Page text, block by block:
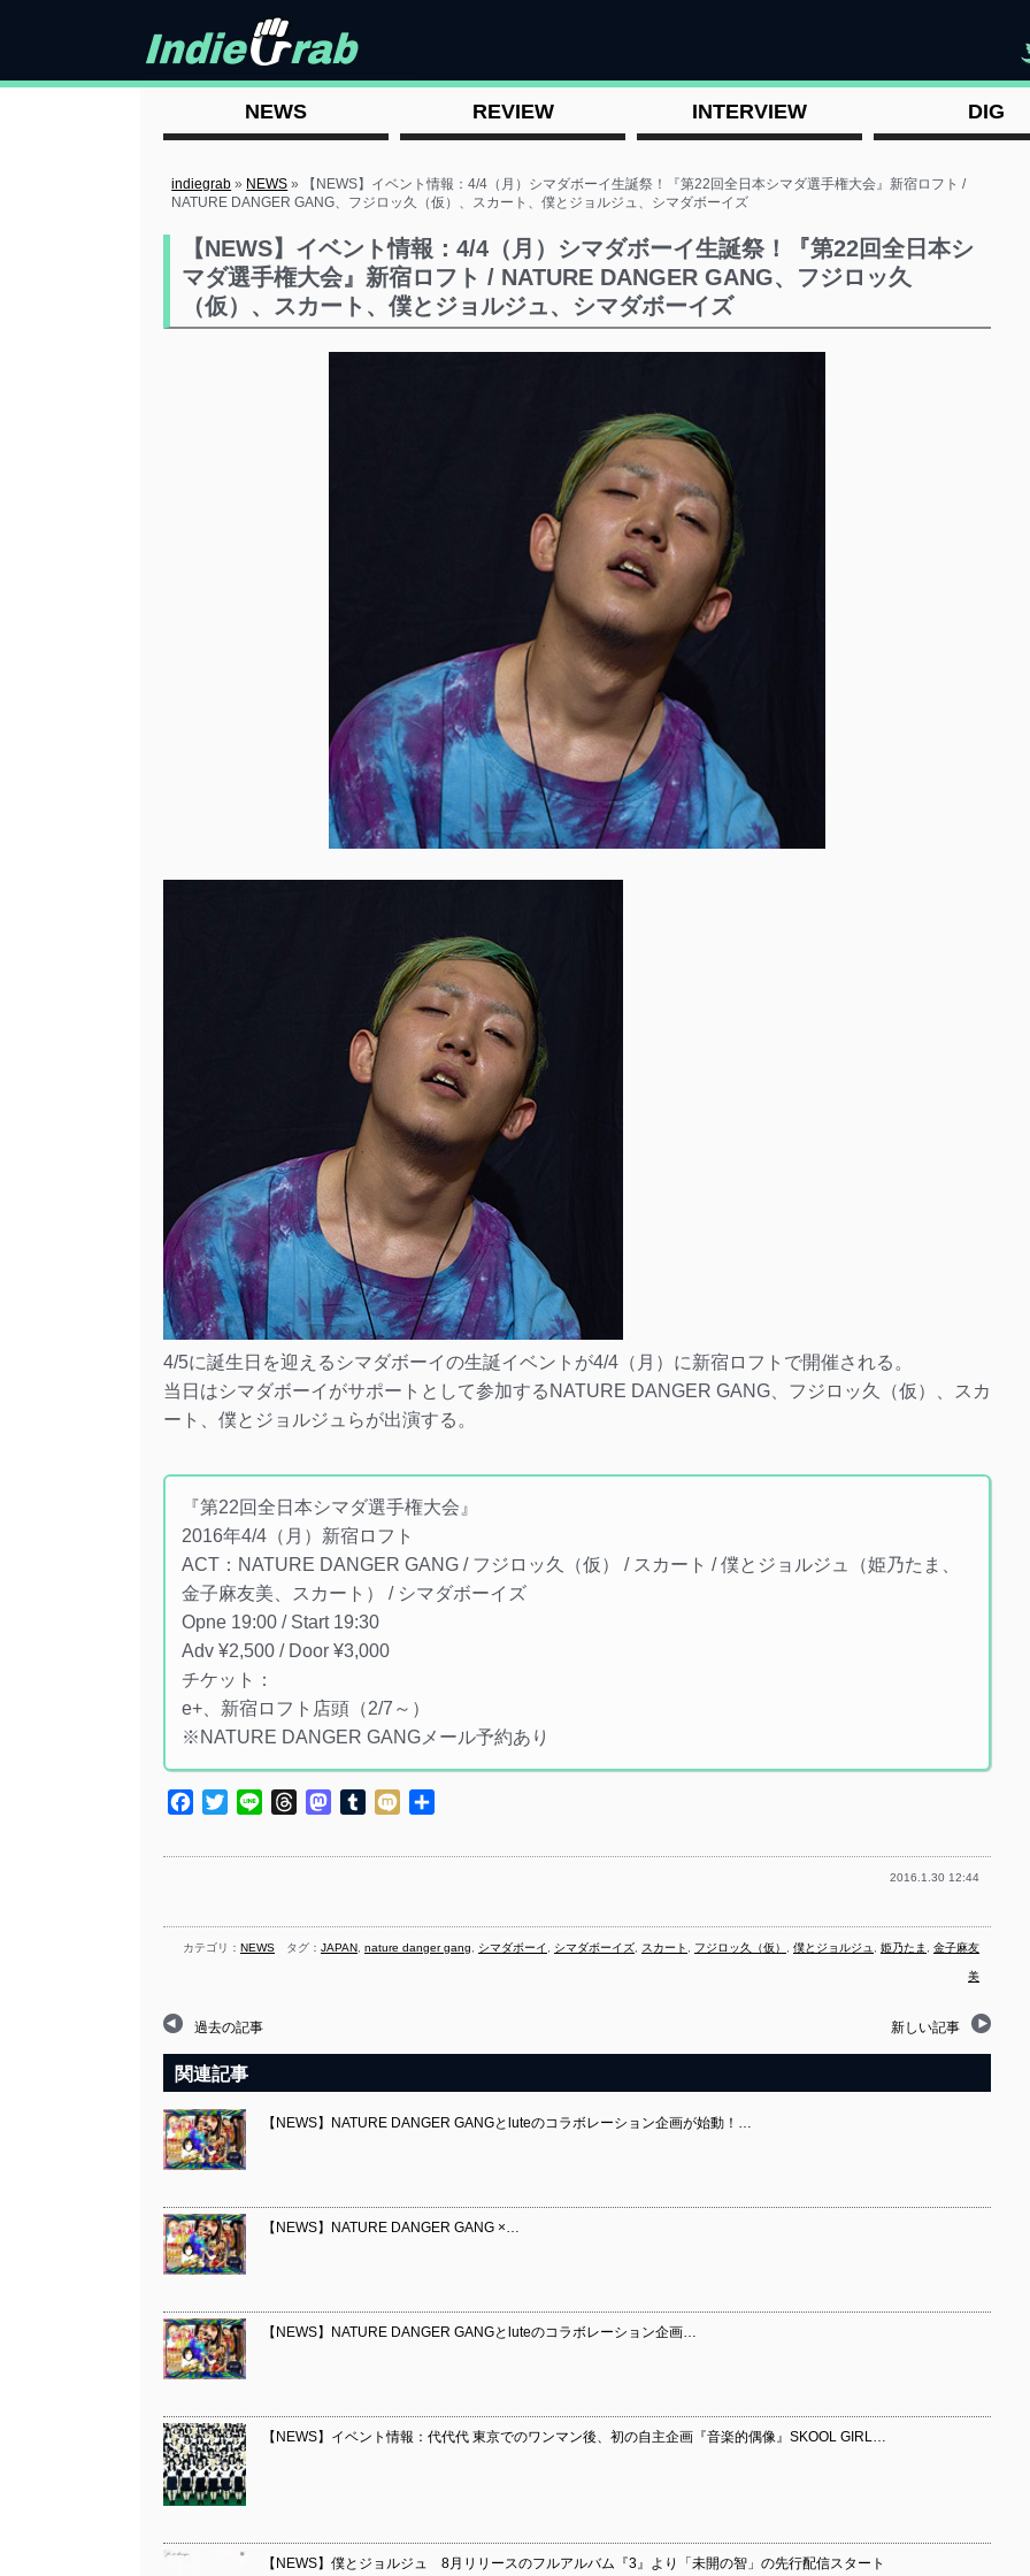
NEWS REVIEW INTERVIEW DIG
indiegrab » NEWS »
【NEWS】イベント情報：4/4（月）シマダボーイ生誕祭！『第22回全日本シマダ選手権大会』新宿ロフト /
NATURE DANGER GANG、フジロッ久（仮）、スカート、僕とジョルジュ、シマダボーイズ
【NEWS】イベント情報：4/4（月）シマダボーイ生誕祭！『第22回全日本シ
マダ選手権大会』新宿ロフト / NATURE DANGER GANG、フジロッ久
（仮）、スカート、僕とジョルジュ、シマダボーイズ
4/5に誕生日を迎えるシマダボーイの生誕イベントが4/4（月）に新宿ロフトで開催される。
当日はシマダボーイがサポートとして参加するNATURE DANGER GANG、フジロッ久（仮）、スカ
ート、僕とジョルジュらが出演する。
『第22回全日本シマダ選手権大会』
2016年4/4（月）新宿ロフト
ACT：NATURE DANGER GANG / フジロッ久（仮） / スカート / 僕とジョルジュ（姫乃たま、
金子麻友美、スカート） / シマダボーイズ
Opne 19:00 / Start 19:30
Adv ¥2,500 / Door ¥3,000
チケット：
e+、新宿ロフト店頭（2/7～）
※NATURE DANGER GANGメール予約あり
Facebook
TwitterLine ThreadsMastodon
TumblrMixi
2016.1.30 12:44
カテゴリ： NEWS タグ： JAPAN nature danger gang シマダボーイ シマダボーイズ スカート フジロッ久（仮） 僕とジョルジュ 姫乃たま 金子麻友
美
過去の記事 新しい記事
関連記事
【NEWS】NATURE DANGER GANGとluteのコラボレーション企画が始動！…
【NEWS】NATURE DANGER GANG ×…
【NEWS】NATURE DANGER GANGとluteのコラボレーション企画…
【NEWS】イベント情報：代代代 東京でのワンマン後、初の自主企画『音楽的偶像』SKOOL GIRL…
【NEWS】僕とジョルジュ 8月リリースのフルアルバム『3』より「未開の智」の先行配信スタート